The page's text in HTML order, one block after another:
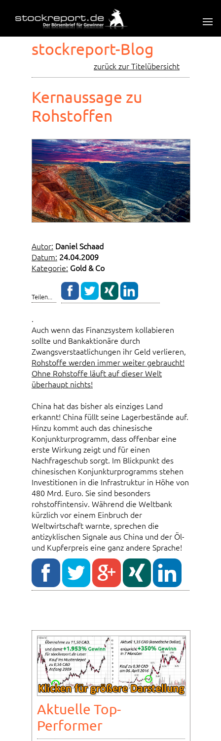
stockreport-Blog
zurück zur Titelübersicht
Kernaussage zu
Rohstoffen
Autor: Daniel Schaad
Datum: 24.04.2009
Kategorie: Gold & Co
Teilen...
.
Auch wenn das Finanzsystem kollabieren
sollte und Bankaktionäre durch
Zwangsverstaatlichungen ihr Geld verlieren,
Rohstoffe werden immer weiter gebraucht!
Ohne Rohstoffe läuft auf dieser Welt
überhaupt nichts!
China hat das bisher als einziges Land
erkannt! China füllt seine Lagerbestände auf.
Hinzu kommt auch das chinesische
Konjunkturprogramm, dass offenbar eine
erste Wirkung zeigt und für einen
Nachfrageschub sorgt. Im Blickpunkt des
chinesischen Konjunkturprogramms stehen
Investitionen in die Infrastruktur in Höhe von
480 Mrd. Euro. Sie sind besonders
rohstoffintensiv. Während die Weltbank
kürzlich vor einem Einbruch der
Weltwirtschaft warnte, sprechen die
antizyklischen Signale aus China und der Öl-
und Kupferpreis eine ganz andere Sprache!
Aktuelle Top-
Performer